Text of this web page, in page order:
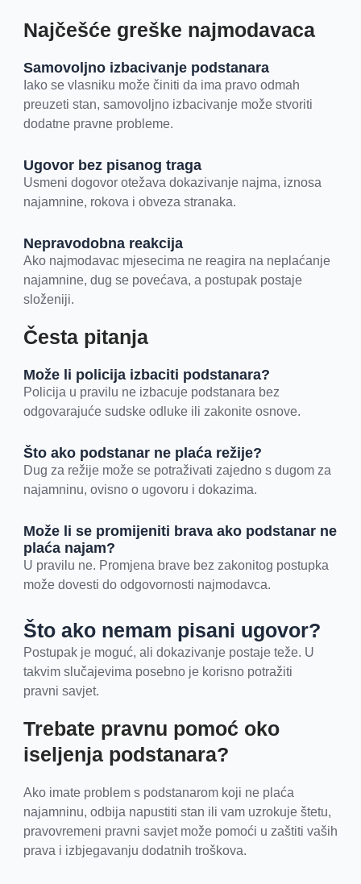
Najčešće greške najmodavaca
Samovoljno izbacivanje podstanara
Iako se vlasniku može činiti da ima pravo odmah
preuzeti stan, samovoljno izbacivanje može stvoriti
dodatne pravne probleme.
Ugovor bez pisanog traga
Usmeni dogovor otežava dokazivanje najma, iznosa
najamnine, rokova i obveza stranaka.
Nepravodobna reakcija
Ako najmodavac mjesecima ne reagira na neplaćanje
najamnine, dug se povećava, a postupak postaje
složeniji.
Česta pitanja
Može li policija izbaciti podstanara?
Policija u pravilu ne izbacuje podstanara bez
odgovarajuće sudske odluke ili zakonite osnove.
Što ako podstanar ne plaća režije?
Dug za režije može se potraživati zajedno s dugom za
najamninu, ovisno o ugovoru i dokazima.
Može li se promijeniti brava ako podstanar ne
plaća najam?
U pravilu ne. Promjena brave bez zakonitog postupka
može dovesti do odgovornosti najmodavca.
Što ako nemam pisani ugovor?
Postupak je moguć, ali dokazivanje postaje teže. U
takvim slučajevima posebno je korisno potražiti
pravni savjet.
Trebate pravnu pomoć oko
iseljenja podstanara?
Ako imate problem s podstanarom koji ne plaća
najamninu, odbija napustiti stan ili vam uzrokuje štetu,
pravovremeni pravni savjet može pomoći u zaštiti vaših
prava i izbjegavanju dodatnih troškova.